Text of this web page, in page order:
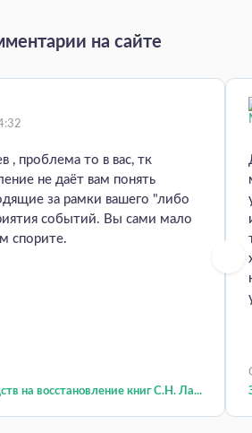
на сайте
, проблема то в вас, тк
не даёт вам понять
за рамки вашего "либо
событий. Вы сами мало
спорите.
на восстановление книг С.Н. Ла...